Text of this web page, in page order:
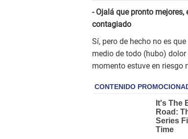
- Ojalá que pronto
contagiado
Sí, pero de hecho no es
medio de todo (hubo)
momento estuve en riesgo